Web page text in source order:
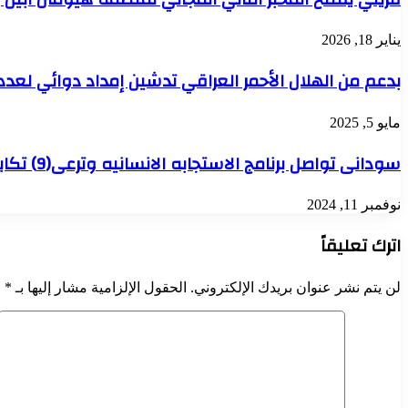
يناير 18, 2026
بدعم من الهلال الأحمر العراقي تدشين إمداد دوائي لعدد (١٠) مستشفيات بولاية
مايو 5, 2025
سودانى تواصل برنامج الاستجابه الانسانيه وترعى(9) تكايا بولايتى الخركوم وكسلا
نوفمبر 11, 2024
اترك تعليقاً
لن يتم نشر عنوان بريدك الإلكتروني. الحقول الإلزامية مشار إليها بـ *